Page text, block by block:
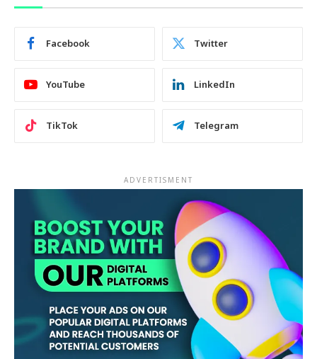
Facebook Twitter
YouTube LinkedIn
TikTok Telegram
ADVERTISMENT